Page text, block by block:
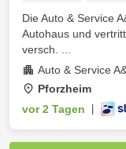
Die Auto & Service
Autohaus und
versch. ...
Auto & Service
Pforzheim
vor 2 Tagen